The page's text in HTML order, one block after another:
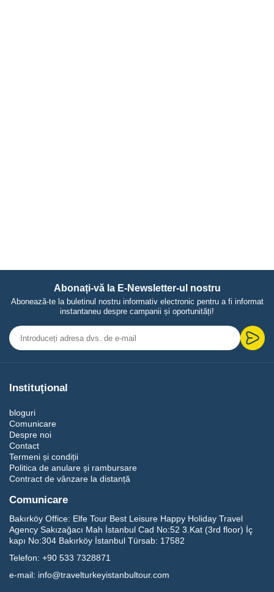
Abonați-vă la E-Newsletter-ul nostru
Abonează-te la buletinul nostru informativ electronic pentru a fi informat
instantaneu despre campanii și oportunități!
Instituţional
bloguri
Comunicare
Despre noi
Contact
Termeni și condiții
Politica de anulare și rambursare
Contract de vânzare la distanță
Comunicare
Bakırköy Office: Elfe Tour Best Leisure Happy Holiday Travel
Agency Sakızağacı Mah İstanbul Cad No:52 3.Kat (3rd floor) İç
kapı No:304 Bakırköy İstanbul Türsab: 17582
Telefon: +90 533 7328871
e-mail: info@travelturkeyistanbultour.com